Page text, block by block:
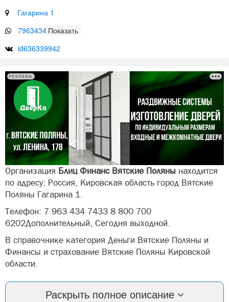
Гагарина 1
79634347433
id636339942
РЕКЛАМА
Организация Блиц Финанс Вятские Поляны находится
по адресу: Россия, Кировская область город Вятские
Поляны Гагарина 1.
Телефон: 7 963 434 7433 8 800 700
6202Дополнительный, Сегодня выходной.
В справочнике категория Деньги Вятские Поляны и
Финансы и страхование Вятские Поляны Кировской
области.
Вы можете оставить отзыв или оценить компанию:
Блиц Финанс Вятские Поляны Вятские Поляны.
Раскрыть полное описание